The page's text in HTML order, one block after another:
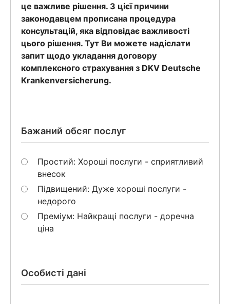
це важливе рішення. З цієї причини
законодавцем прописана процедура
консультацій, яка відповідає важливості
цього рішення. Тут Ви можете надіслати
запит щодо укладання договору
комплексного страхування з DKV Deutsche
Krankenversicherung.
Бажаний обсяг послуг
Простий: Хороші послуги - сприятливий
внесок
Підвищений: Дуже хороші послуги -
недорого
Преміум: Найкращі послуги - доречна
ціна
Особисті дані